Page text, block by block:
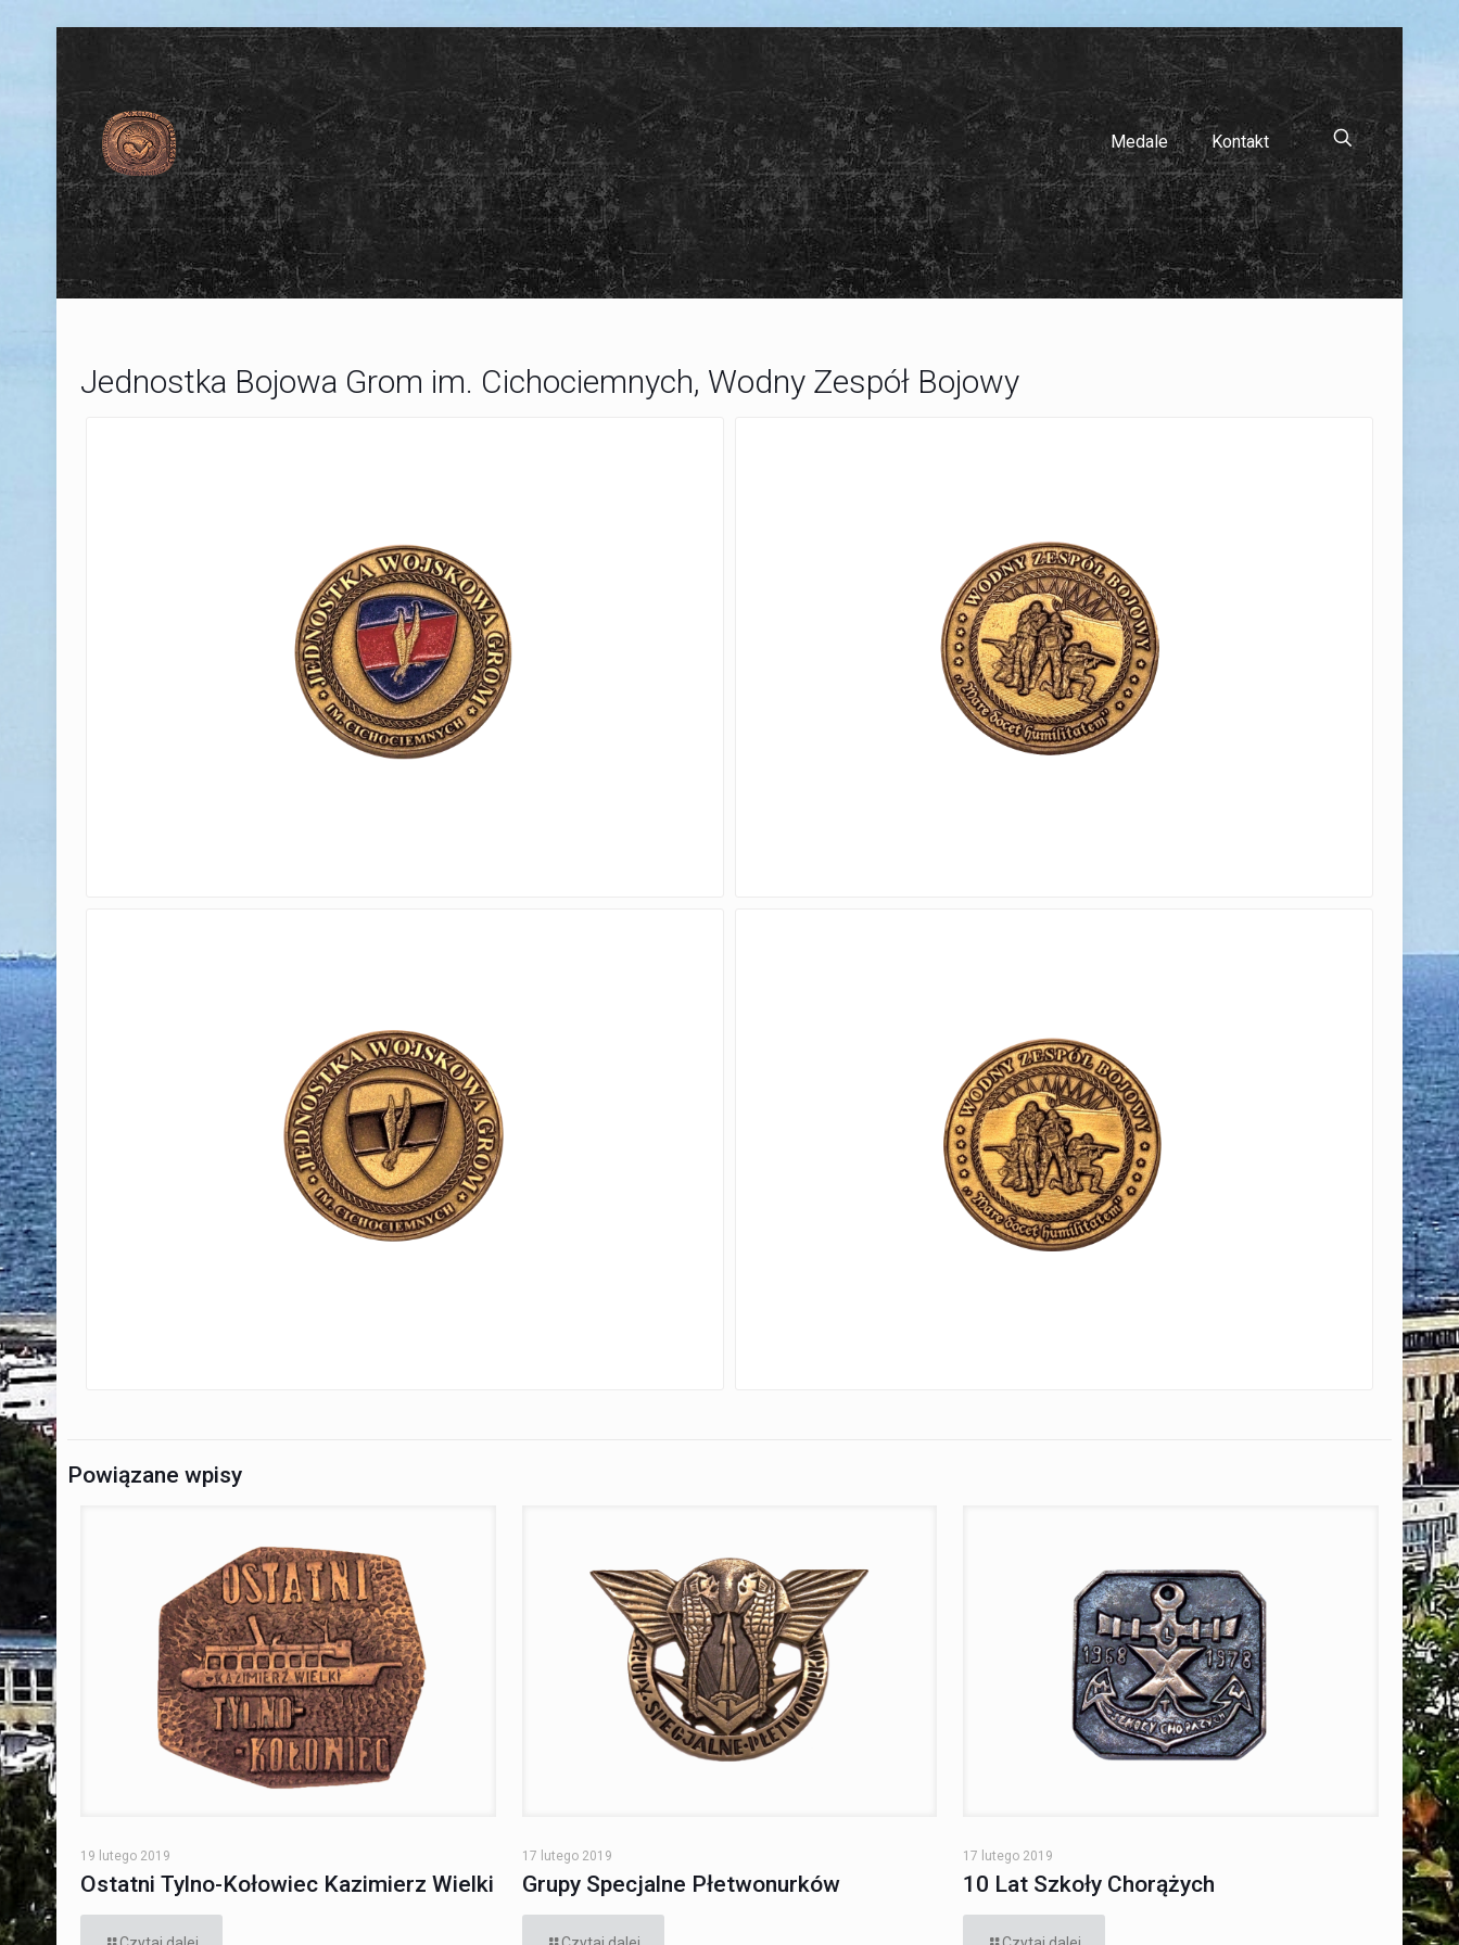
Medale Kontakt
Jednostka Bojowa Grom im. Cichociemnych, Wodny Zespół Bojowy
Powiązane wpisy
19 lutego 2019
Ostatni Tylno-Kołowiec Kazimierz Wielki
17 lutego 2019
Grupy Specjalne Płetwonurków
17 lutego 2019
10 Lat Szkoły Chorążych